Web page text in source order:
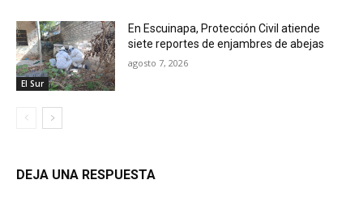
El Sur
En Escuinapa, Protección Civil atiende
siete reportes de enjambres de abejas
agosto 7, 2026
DEJA UNA RESPUESTA